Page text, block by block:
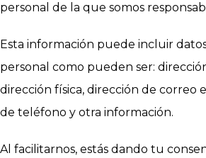
personal de la que somos
Esta información puede incluir
personal como pueden ser:
dirección física, dirección de correo
de teléfono y otra información.
Al facilitarnos, estás dando tu